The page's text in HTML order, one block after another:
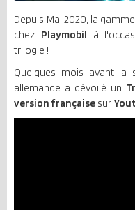
Depuis Mai 2020, la gamme
chez Playmobil à
trilogie !
Quelques mois avant la
allemande a dévoilé un
version française sur